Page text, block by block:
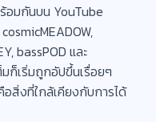
อมกันบน YouTube
bassPOD และ
ก็เริ่มถูกอัปขึ้นเรื่อยๆ
อสิ่งที่ใกล้เคียงกับการได้